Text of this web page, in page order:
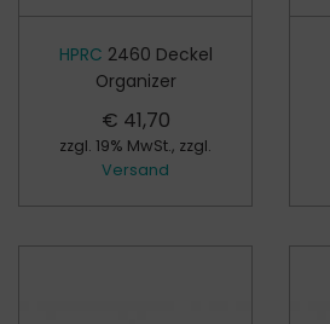
HPRC 2460 Deckel
Organizer
€ 41,70
zzgl. 19% MwSt., zzgl.
Versand